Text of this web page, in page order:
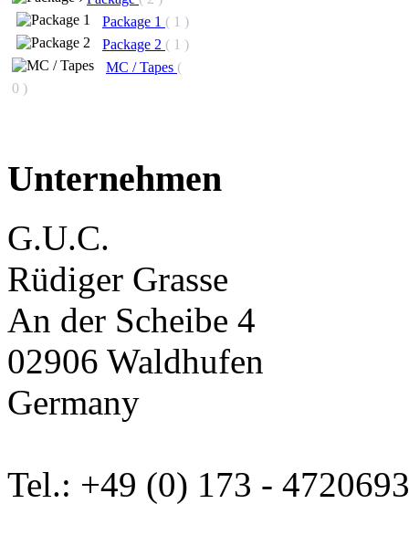
Package 1 ( 1 )
Package 2 ( 1 )
MC / Tapes (
0 )
Unternehmen
G.U.C.
Rüdiger Grasse
An der Scheibe 4
02906 Waldhufen
Germany
Tel.: +49 (0) 173 - 4720693